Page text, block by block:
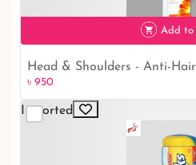
৳ 1,250
Add to
Head & Shoulders - Anti-
Shampoo - 340ml
৳ 950
Imported